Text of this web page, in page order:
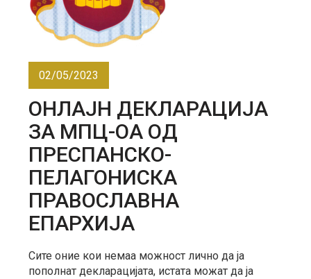
02/05/2023
ОНЛАЈН ДЕКЛАРАЦИЈА
ЗА МПЦ-ОА ОД
ПРЕСПАНСКО-
ПЕЛАГОНИСКА
ПРАВОСЛАВНА
ЕПАРХИЈА
Сите оние кои немаа можност лично да ја
пополнат декларацијата, истата можат да ја